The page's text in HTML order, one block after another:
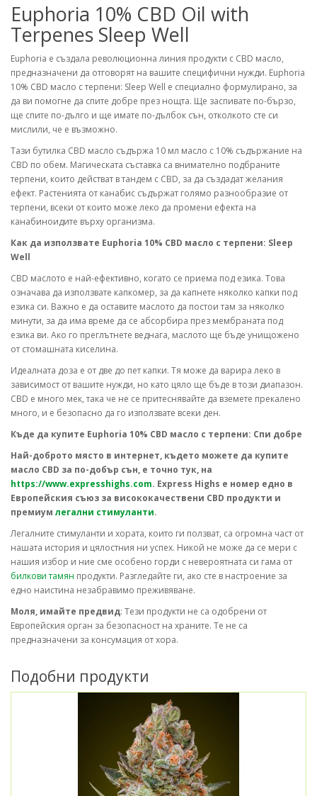
Euphoria 10% CBD Oil with
Terpenes Sleep Well
Euphoria е създала революционна линия продукти с CBD масло,
предназначени да отговорят на вашите специфични нужди. Euphoria
10% CBD масло с терпени: Sleep Well е специално формулирано, за
да ви помогне да спите добре през нощта. Ще заспивате по-бързо,
ще спите по-дълго и ще имате по-дълбок сън, отколкото сте си
мислили, че е възможно.
Тази бутилка CBD масло съдържа 10 мл масло с 10% съдържание на
CBD по обем. Магическата съставка са внимателно подбраните
терпени, които действат в тандем с CBD, за да създадат желания
ефект. Растенията от канабис съдържат голямо разнообразие от
терпени, всеки от които може леко да промени ефекта на
канабиноидите върху организма.
Как да използвате Euphoria 10% CBD масло с терпени: Sleep
Well
CBD маслото е най-ефективно, когато се приема под езика. Това
означава да използвате капкомер, за да капнете няколко капки под
езика си. Важно е да оставите маслото да постои там за няколко
минути, за да има време да се абсорбира през мембраната под
езика ви. Ако го преглътнете веднага, маслото ще бъде унищожено
от стомашната киселина.
Идеалната доза е от две до пет капки. Тя може да варира леко в
зависимост от вашите нужди, но като цяло ще бъде в този диапазон.
CBD е много мек, така че не се притеснявайте да вземете прекалено
много, и е безопасно да го използвате всеки ден.
Къде да купите Euphoria 10% CBD масло с терпени: Спи добре
Най-доброто място в интернет, където можете да купите
масло CBD за по-добър сън, е точно тук, на
https://www.expresshighs.com. Express Highs е номер едно в
Европейския съюз за висококачествени CBD продукти и
премиум легални стимуланти.
Легалните стимуланти и хората, които ги ползват, са огромна част от
нашата история и цялостния ни успех. Никой не може да се мери с
нашия избор и ние сме особено горди с невероятната си гама от
билкови тамян продукти. Разгледайте ги, ако сте в настроение за
едно наистина незабравимо преживяване.
Моля, имайте предвид: Тези продукти не са одобрени от
Европейския орган за безопасност на храните. Те не са
предназначени за консумация от хора.
Подобни продукти